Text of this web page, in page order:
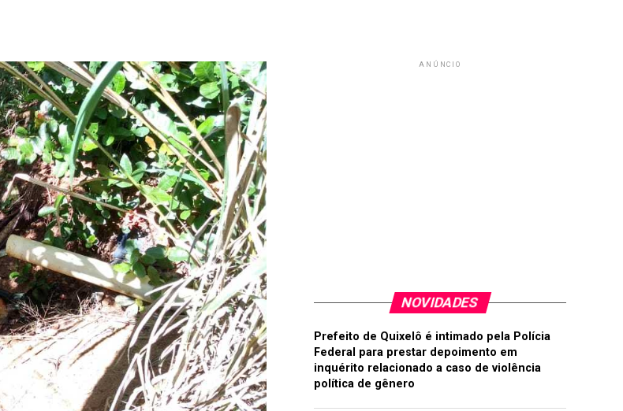
ANÚNCIO
NOVIDADES
Prefeito de Quixelô é intimado pela Polícia
Federal para prestar depoimento em
inquérito relacionado a caso de violência
política de gênero